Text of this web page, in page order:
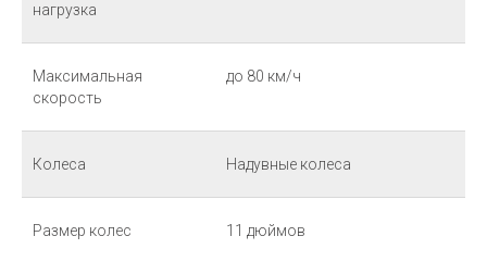
нагрузка
Максимальная
скорость
до 80 км/ч
Колеса Надувные колеса
Размер колес 11 дюймов